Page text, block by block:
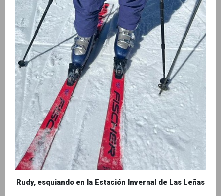
Rudy, esquiando en la Estación Invernal de Las Leñas